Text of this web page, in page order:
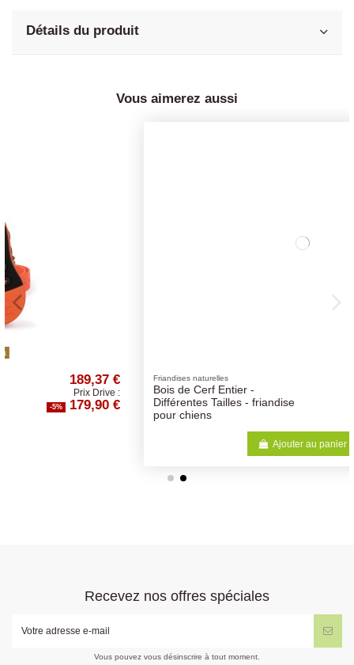
Détails du produit
Vous aimerez aussi
Friandises naturelles
Bois de Cerf Entier -
Différentes Tailles - friandise
pour chiens
-5%
Recevez nos offres spéciales
Vous pouvez vous désinscrire à tout moment.